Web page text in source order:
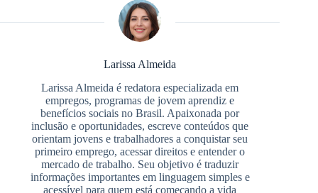
Larissa Almeida
Larissa Almeida é redatora especializada em
empregos, programas de jovem aprendiz e
benefícios sociais no Brasil. Apaixonada por
inclusão e oportunidades, escreve conteúdos que
orientam jovens e trabalhadores a conquistar seu
primeiro emprego, acessar direitos e entender o
mercado de trabalho. Seu objetivo é traduzir
informações importantes em linguagem simples e
acessível para quem está começando a vida